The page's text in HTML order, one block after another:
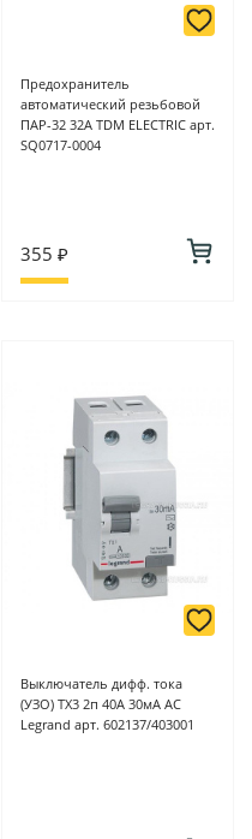
Предохранитель
автоматический резьбовой
ПАР-32 32А TDM ELECTRIC арт.
SQ0717-0004
355 ₽
Выключатель дифф. тока
(УЗО) TX3 2п 40А 30мА АC
Legrand арт. 602137/403001